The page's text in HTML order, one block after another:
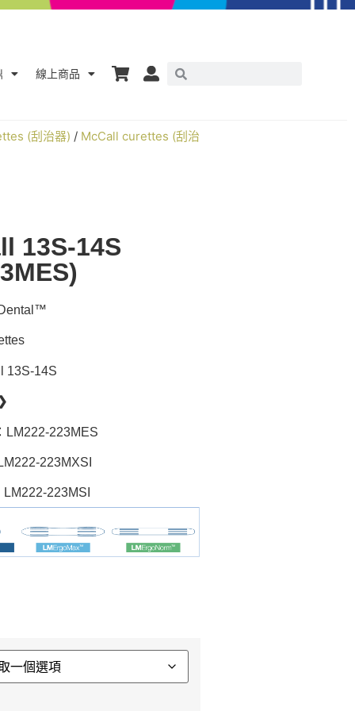
線上商品
(刮治器) / McCall curettes (刮治
13S-14S
13S-14S
LM222-223MES
223MXSI
223MSI